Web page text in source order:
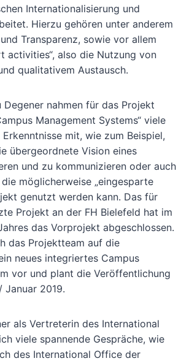
Internationalisierung und
Hierzu gehören unter anderem
Transparenz, sowie vor allem
activities“, also die Nutzung von
qualitativem Austausch.
Degener nahmen für das Projekt
Management Systems“ viele
mit, wie zum Beispiel,
übergeordnete Vision eines
und zu kommunizieren oder auch
möglicherweise „eingesparte
genutzt werden kann. Das für
Projekt an der FH Bielefeld hat im
das Vorprojekt abgeschlossen.
das Projektteam auf die
neues integriertes Campus
vor und plant die Veröffentlichung
Januar 2019.
als Vertreterin des International
viele spannende Gespräche, wie
des International Office der